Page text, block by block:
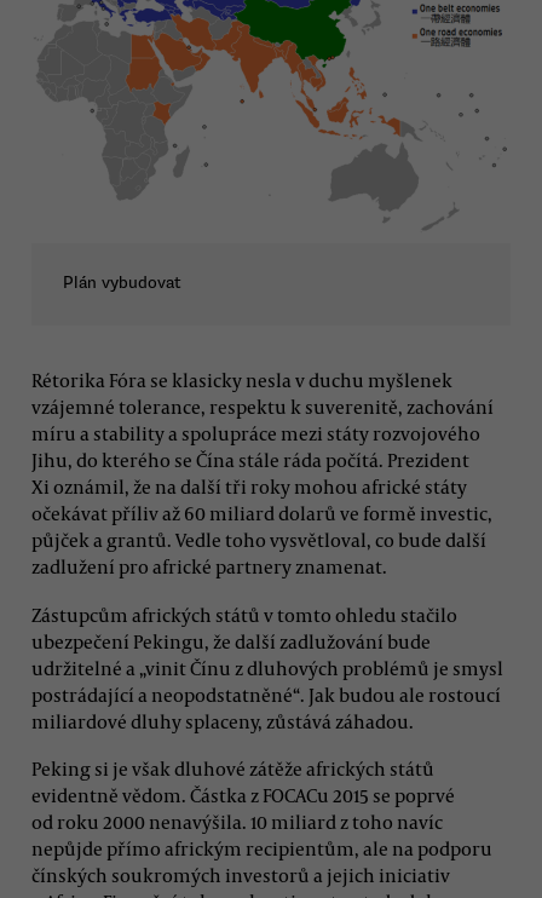
Plán vybudovat
Rétorika Fóra se klasicky nesla v duchu myšlenek
vzájemné tolerance, respektu k suverenitě, zachování
míru a stability a spolupráce mezi státy rozvojového
Jihu, do kterého se Čína stále ráda počítá. Prezident
Xi oznámil, že na další tři roky mohou africké státy
očekávat příliv až 60 miliard dolarů ve formě investic,
půjček a grantů. Vedle toho vysvětloval, co bude další
zadlužení pro africké partnery znamenat.
Zástupcům afrických států v tomto ohledu stačilo
ubezpečení Pekingu, že další zadlužování bude
udržitelné a „vinit Čínu z dluhových problémů je smysl
postrádající a neopodstatněné“. Jak budou ale rostoucí
miliardové dluhy splaceny, zůstává záhadou.
Peking si je však dluhové zátěže afrických států
evidentně vědom. Částka z FOCACu 2015 se poprvé
od roku 2000 nenavýšila. 10 miliard z toho navíc
nepůjde přímo africkým recipientům, ale na podporu
čínských soukromých investorů a jejich iniciativ